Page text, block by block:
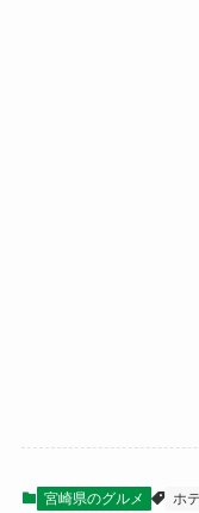
宮崎県のグルメ ホ